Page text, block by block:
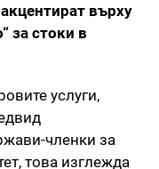
върху
за стоки в
услуги,
членки за
това изглежда